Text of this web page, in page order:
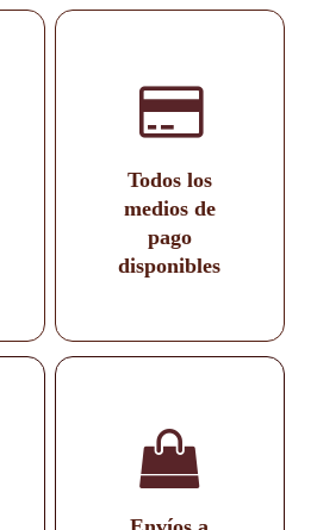
Todos los
medios de
pago
disponibles